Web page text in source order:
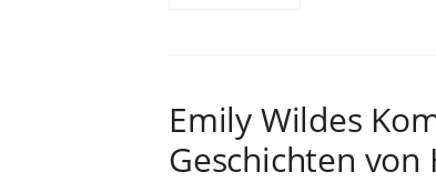
Emily Wildes
Geschichten